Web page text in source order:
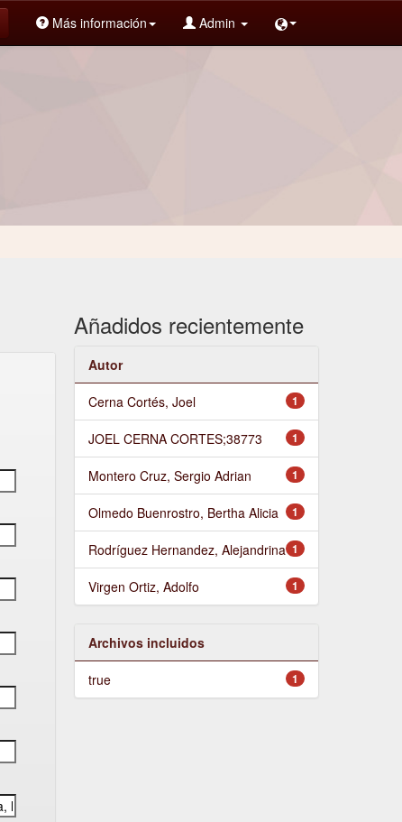
Más información Admin
Añadidos recientemente
Autor
1
Cerna Cortés, Joel
1
JOEL CERNA CORTES;38773
1
Montero Cruz, Sergio Adrian
1
Olmedo Buenrostro, Bertha Alicia
1
Rodríguez Hernandez, Alejandrina
1
Virgen Ortiz, Adolfo
Archivos incluidos
1
true